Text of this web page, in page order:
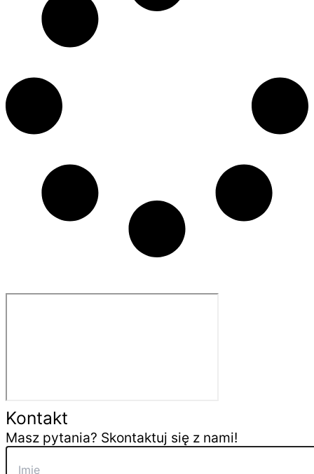
Kontakt
Masz pytania? Skontaktuj się z nami!